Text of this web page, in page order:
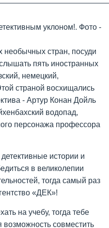
необычных стран, посуди
пять иностранных
немецкий,
страной восхищались
- Артур Конан Дойль
водопад,
персонажа профессора
истории и
в великолепии
тогда самый раз
«ДЕК»!
на учебу, тогда тебе
возможность совместить